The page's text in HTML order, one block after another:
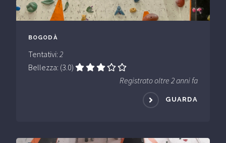
BOGODÀ
Tentativi: 2
Bellezza: (3.0)
Registrato oltre 2 anni fa
GUARDA